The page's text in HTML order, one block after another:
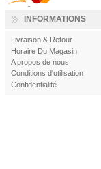
INFORMATIONS
Livraison & Retour
Horaire Du Magasin
A propos de nous
Conditions d'utilisation
Confidentialité